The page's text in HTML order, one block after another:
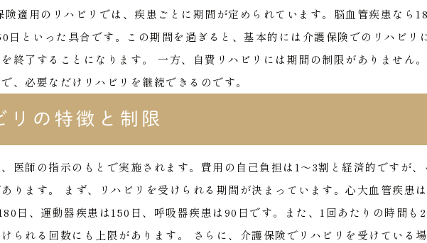
険適用のリハビリでは、疾患ごとに期間が定められています。脳血管疾患なら
日といった具合です。この期間を過ぎると、基本的には介護保険でのリハビリ
終了することになります。
一方、自費リハビリには期間の制限がありません。
、必要なだけリハビリを継続できるのです。
リの特徴と制限
医師の指示のもとで実施されます。費用の自己負担は1〜3割と経済的ですが、
ります。
まず、リハビリを受けられる期間が決まっています。心大血管疾患は
日、運動器疾患は150日、呼吸器疾患は90日です。また、1回あたりの時間も
られる回数にも上限があります。
さらに、介護保険でリハビリを受けている場